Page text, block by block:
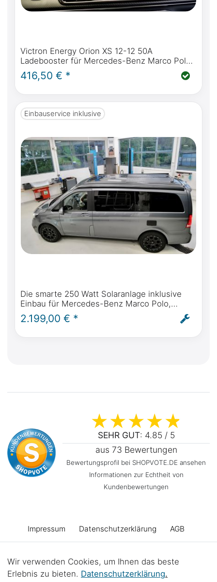
Victron Energy Orion XS 12-12 50A
Ladebooster für Mercedes-Benz Marco Polo,
Horizon, Activity
416,50 € *
Einbauservice inklusive
Die smarte 250 Watt Solaranlage inklusive
Einbau für Mercedes-Benz Marco Polo,
Horizon, Activity W447 & Viano Marco Polo
W639 ab BJ 2004
2.199,00 € *
SEHR GUT: 4.85 / 5
aus 73 Bewertungen
Bewertungsprofil bei SHOPVOTE.DE ansehen
Informationen zur Echtheit von
Kundenbewertungen
Impressum Daten­schutz­erklärung AGB
Barrierefreiheitserklärung Widerrufs­recht
Wir verwenden Cookies, um Ihnen das beste
Erlebnis zu bieten. Daten­schutz­erklärung.